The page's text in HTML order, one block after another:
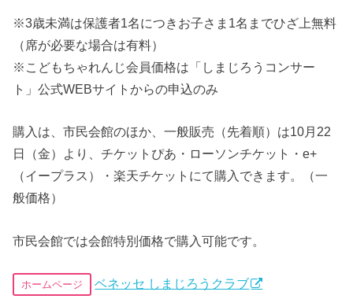
※3歳未満は保護者1名につきお子さま1名までひざ上無料
（席が必要な場合は有料）
※こどもちゃれんじ会員価格は「しまじろうコンサー
ト」公式WEBサイトからの申込のみ
購入は、市民会館のほか、一般販売（先着順）は10月22
日（金）より、チケットぴあ・ローソンチケット・e+
（イープラス）・楽天チケットにて購入できます。（一
般価格）
市民会館では会館特別価格で購入可能です。
ホームページ ベネッセ しまじろうクラブ